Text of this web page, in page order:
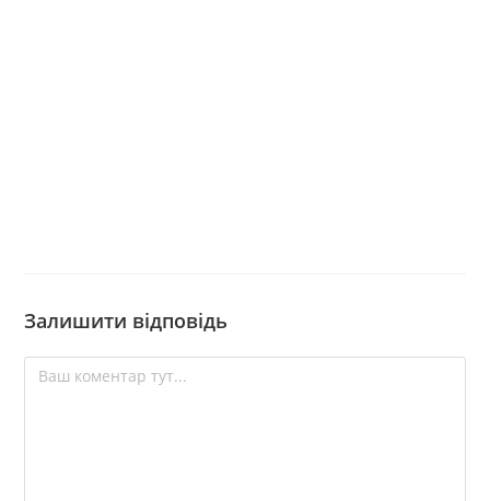
Залишити відповідь